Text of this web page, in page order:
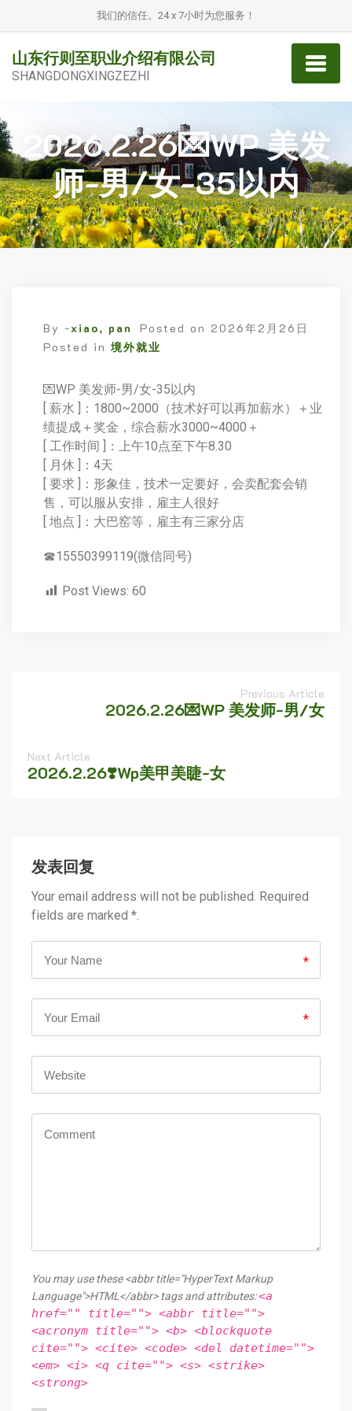
我们的信任。24 x 7小时为您服务！
山东行则至职业介绍有限公司
SHANGDONGXINGZEZHI
2026.2.26💌WP 美发
师-男/女-35以内
By -xiao, pan Posted on 2026年2月26日
Posted in 境外就业
💌WP 美发师-男/女-35以内
[ 薪水 ]：1800~2000（技术好可以再加薪水）＋业
绩提成＋奖金，综合薪水3000~4000＋
[ 工作时间 ]：上午10点至下午8.30
[ 月休 ]：4天
[ 要求 ]：形象佳，技术一定要好，会卖配套会销
售，可以服从安排，雇主人很好
[ 地点 ]：大巴窑等，雇主有三家分店
☎15550399119(微信同号)
Post Views: 60
Previous Article
2026.2.26💌WP 美发师-男/女
Next Article
2026.2.26❣️Wp美甲美睫-女
发表回复
Your email address will not be published. Required
fields are marked *.
*
*
You may use these <abbr title="HyperText Markup
Language">HTML</abbr> tags and attributes:<a
href="" title=""> <abbr title="">
<acronym title=""> <b> <blockquote
cite=""> <cite> <code> <del datetime="">
<em> <i> <q cite=""> <s> <strike>
<strong>